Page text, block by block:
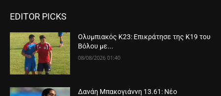
EDITOR PICKS
Ολυμπιακός Κ23: Επικράτησε της Κ19 του
Βόλου με...
08/08/2026 01:40
Δανάη Μπακογιάννη 13.61: Νέο